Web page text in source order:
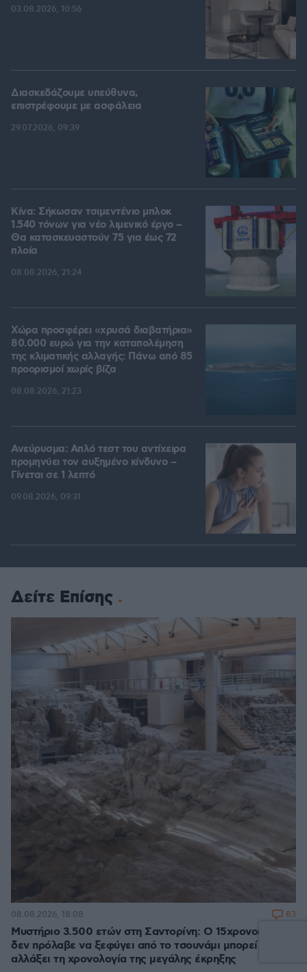
03.08.2026, 10:56
Διασκεδάζουμε υπεύθυνα,
επιστρέφουμε με ασφάλεια
29.07.2026, 09:39
Κίνα: Σήκωσαν τσιμεντένιο μπλοκ
1.540 τόνων για νέο λιμενικό έργο –
Θα κατασκευαστούν 75 για έως 72
πλοία
08.08.2026, 21:24
Χώρα προσφέρει «χρυσά διαβατήρια»
80.000 ευρώ για την καταπολέμηση
της κλιματικής αλλαγής: Πάνω από 85
προορισμοί χωρίς βίζα
08.08.2026, 21:23
Ανεύρυσμα: Απλό τεστ του αντίχειρα
προμηνύει τον αυξημένο κίνδυνο –
Γίνεται σε 1 λεπτό
09.08.2026, 09:31
Δείτε Επίσης
Μυστήριο 3.500 ετών στη Σαντορίνη: Ο 15χρονος που
δεν πρόλαβε να ξεφύγει από το τσουνάμι μπορεί ν'
αλλάξει τη χρονολογία της μεγάλης έκρηξης
08.08.2026, 18:08 83